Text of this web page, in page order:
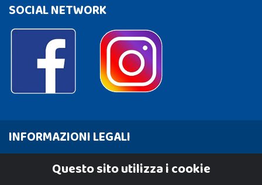
SOCIAL NETWORK
INFORMAZIONI LEGALI
Cookie PolicyQuesto sito utilizza i cookie